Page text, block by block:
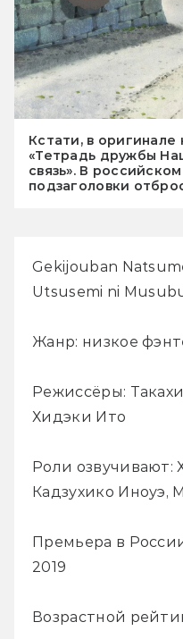
Кстати, в оригинале
«Тетрадь дружбы
связь». В
подзаголовки
Gekijouban
Utsusemi ni
Жанр: низкое
Режиссёры:
Хидэки Ито
Роли озвучивают:
Кадзухико Иноуэ,
Премьера в
2019
Возрастной